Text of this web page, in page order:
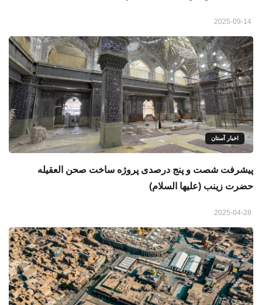
اخبار آستان
پیشرفت شصت و پنج درصدی پروژه ساخت صحن العقیله
حضرت زینب (علیها السلام)